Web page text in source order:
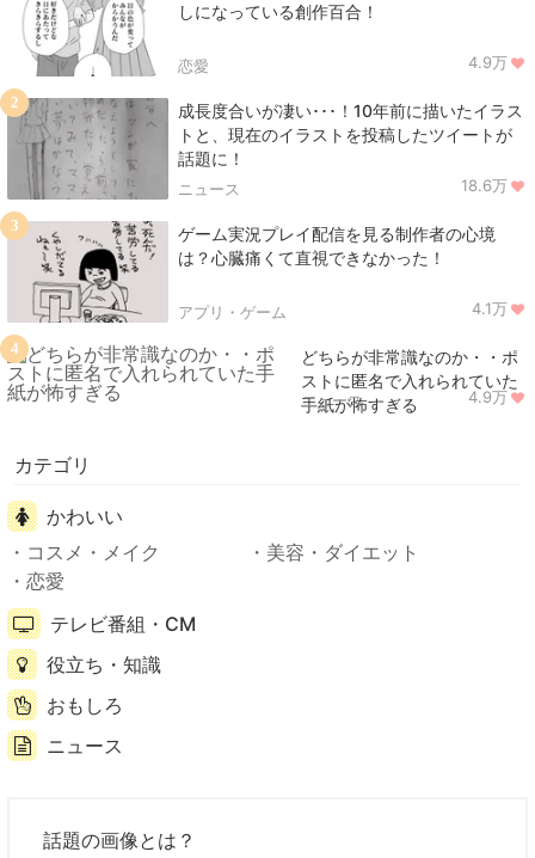
しになっている創作百合！
恋愛 4.9万
成長度合いが凄い･･･！10年前に描いたイラス
トと、現在のイラストを投稿したツイートが
話題に！
ニュース 18.6万
2
ゲーム実況プレイ配信を見る制作者の心境
は？心臓痛くて直視できなかった！
アプリ・ゲーム 4.1万
3
どちらが非常識なのか・・ポ
ストに匿名で入れられていた
手紙が怖すぎる
ニュース 4.9万
4
カテゴリ
かわいい
コスメ・メイク
美容・ダイエット
恋愛
テレビ番組・CM
役立ち・知識
おもしろ
ニュース
話題の画像とは？